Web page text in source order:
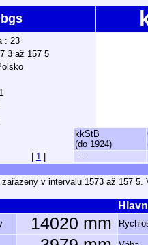
: 23
3 až 157 5
kkStB
(do 1924)
1 —
v intervalu 1573 až 157
14020 mm